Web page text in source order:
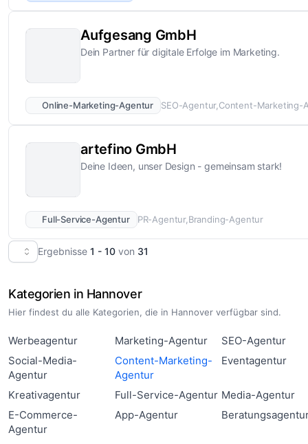
Aufgesang GmbH
Dein Partner für digitale Erfolge im Marketing.
Online-Marketing-Agentur SEO-Agentur Content-Marketing-
artefino GmbH
Deine Ideen, unser Design - gemeinsam stark!
Full-Service-Agentur PR-Agentur Branding-Agentur
Ergebnisse 1 - 10 von 31
Kategorien in Hannover
Hier findest du alle Kategorien, die in Hannover verfügbar sind.
Werbeagentur Marketing-Agentur
SEO-Agentur
Social-Media-
Agentur
Content-Marketing-
Agentur
Eventagentur
Kreativagentur Full-Service-Agentur Media-Agentur
E-Commerce-
Agentur
App-Agentur